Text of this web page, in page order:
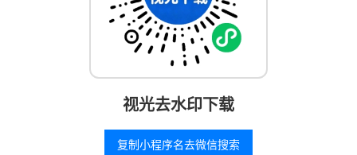
视光去水印下载
复制小程序名去微信搜索